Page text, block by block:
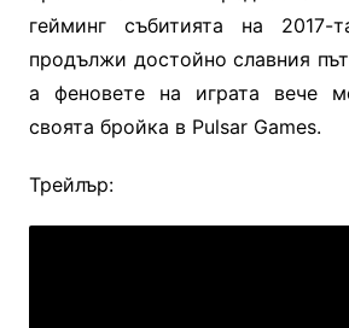
гейминг събитията на
продължи достойно славния
а феновете на играта вече
своята бройка в Pulsar Games.
Трейлър: